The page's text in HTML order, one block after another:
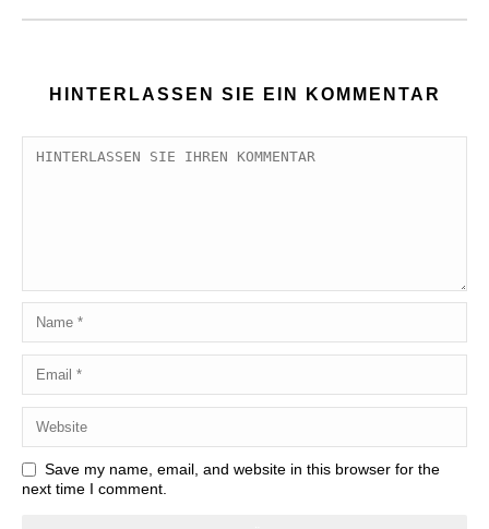
HINTERLASSEN SIE EIN KOMMENTAR
Save my name, email, and website in this browser for the
next time I comment.